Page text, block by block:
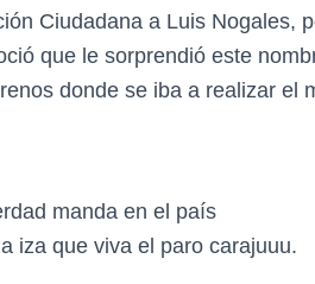
Ciudadana a Luis Nogales,
que le sorprendió este
donde se iba a realizar el
manda en el país
iza que viva el paro carajuuu.